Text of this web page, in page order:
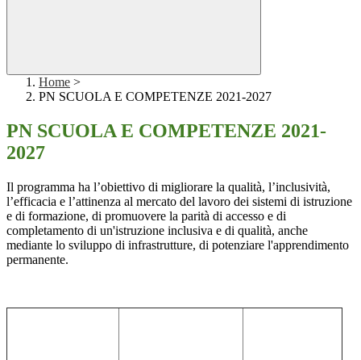
Home >
PN SCUOLA E COMPETENZE 2021-2027
PN SCUOLA E COMPETENZE 2021-
2027
Il programma ha l’obiettivo di migliorare la qualità, l’inclusività,
l’efficacia e l’attinenza al mercato del lavoro dei sistemi di istruzione
e di formazione, di promuovere la parità di accesso e di
completamento di un'istruzione inclusiva e di qualità, anche
mediante lo sviluppo di infrastrutture, di potenziare l'apprendimento
permanente.